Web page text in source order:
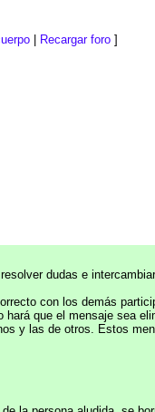
| Recargar foro]
dudas e
con los demás
que el mensaje sea
y las de otros. Estos